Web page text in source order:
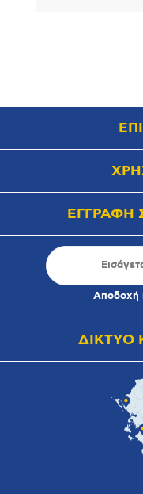
ΕΓΓΡΑΦΗ
Αποδοχή
ΔΙΚΤΥΟ